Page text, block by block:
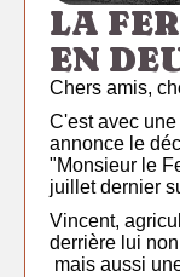
LA
EN
Chers amis,
C'est avec
annonce le
"Monsieur le
juillet dernier
Vincent,
derrière lui
mais aussi